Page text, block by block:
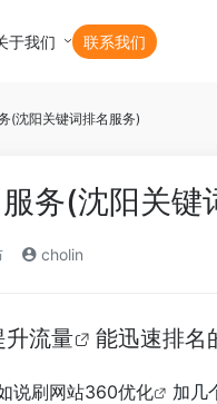
于我们 联系我们
(沈阳关键词排名服务)
务(沈阳关键
cholin
升流量 能迅速排名
说刷网站360优化
加几